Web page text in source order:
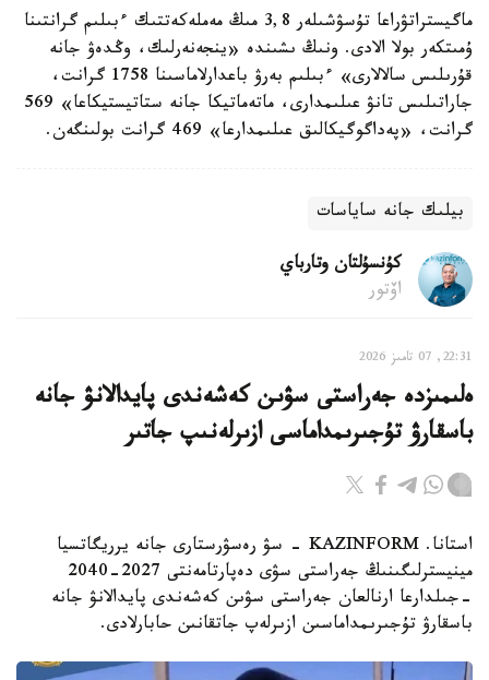
ماگيستراتۋراعا تۇسۋشىلەر 3,8 مىڭ مەملەكەتتىك ءبىلىم گرانتىنا
ۇمىتكەر بولا الادى. ونىڭ ىشىندە «ينجەنەرلىك، وڭدەۋ جانە
قۇرىلىس سالالارى» ءبىلىم بەرۋ باعدارلاماسىنا 1758 گرانت،
جاراتىلىس تانۋ عىلىمدارى، ماتەماتيكا جانە ستاتيستيكاعا» 569
گرانت، «پەداگوگيكالىق عىلىمدارعا» 469 گرانت بولىنگەن.
بيلىك جانە ساياسات
كۇنسۇلتان وتارباي
اۆتور
22:31, 07 تامىز 2026
ەلىمىزدە جەراستى سۋىن كەشەندى پايدالانۋ جانە
باسقارۋ تۇجىرىمداماسى ازىرلەنىپ جاتىر
استانا. KAZINFORM - سۋ رەسۋرستارى جانە يرريگاتسيا
مينيسترلىگىنىڭ جەراستى سۋى دەپارتامەنتى 2027-2040
-جىلدارعا ارنالعان جەراستى سۋىن كەشەندى پايدالانۋ جانە
باسقارۋ تۇجىرىمداماسىن ازىرلەپ جاتقانىن حابارلادى.